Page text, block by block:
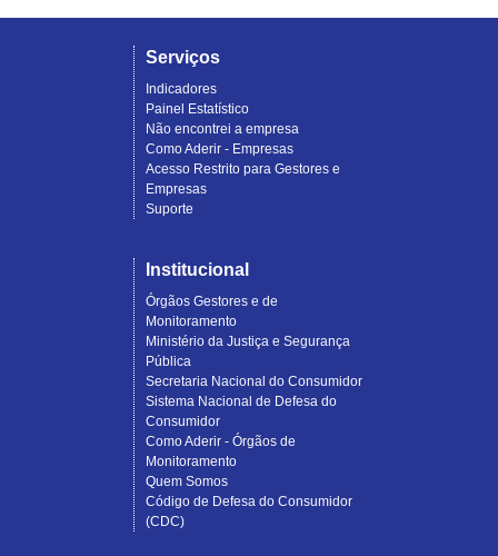
Serviços
Indicadores
Painel Estatístico
Não encontrei a empresa
Como Aderir - Empresas
Acesso Restrito para Gestores e
Empresas
Suporte
Institucional
Órgãos Gestores e de
Monitoramento
Ministério da Justiça e Segurança
Pública
Secretaria Nacional do Consumidor
Sistema Nacional de Defesa do
Consumidor
Como Aderir - Órgãos de
Monitoramento
Quem Somos
Código de Defesa do Consumidor
(CDC)